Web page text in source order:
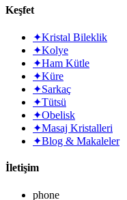
Keşfet
✦Kristal Bileklik
✦Kolye
✦Ham Kütle
✦Küre
✦Sarkaç
✦Tütsü
✦Obelisk
✦Masaj Kristalleri
✦Blog & Makaleler
İletişim
phone